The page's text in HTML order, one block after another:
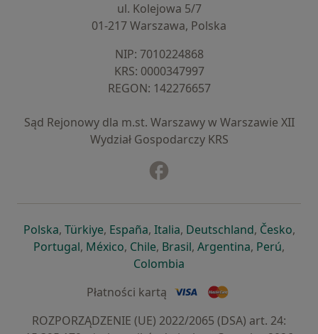
ul. Kolejowa 5/7
01-217 Warszawa, Polska
NIP: ⁠7010224868
KRS: ⁠0000347997
REGON: ⁠142276657
Sąd Rejonowy dla m.st. Warszawy w Warszawie XII
Wydział Gospodarczy KRS
Polskaotwiera się w nowej karcie
, Türkiyeotwiera się w nowej karcie
, Españaotwiera się w nowej karcie
, Italiaotwiera się w nowej
, Deutschlandotwiera się
, Česko,
Portugalotwiera się w nowej karcie
, Méxicootwiera się w nowej karcie
, Chileotwiera się w nowej karcie
, Brasilotwiera się w nowej
, Argentinaotwiera się
, Perú,
Colombia
Płatności kartą
ROZPORZĄDZENIE (UE) 2022/2065 (DSA) art. 24: